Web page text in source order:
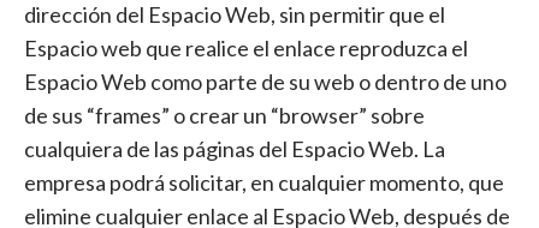
dirección del Espacio Web, sin permitir que el
Espacio web que realice el enlace reproduzca el
Espacio Web como parte de su web o dentro de uno
de sus “frames” o crear un “browser” sobre
cualquiera de las páginas del Espacio Web. La
empresa podrá solicitar, en cualquier momento, que
elimine cualquier enlace al Espacio Web, después de